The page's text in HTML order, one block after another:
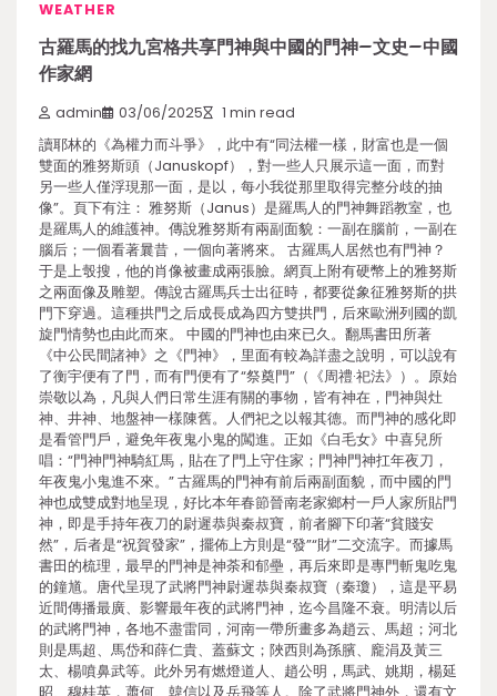
WEATHER
古羅馬的找九宮格共享門神與中國的門神–文史–中國
作家網
admin 03/06/2025 1 min read
讀耶林的《為權力而斗爭》，此中有“同法權一樣，財富也是一個
雙面的雅努斯頭（Januskopf），對一些人只展示這一面，而對
另一些人僅浮現那一面，是以，每小我從那里取得完整分歧的抽
像”。頁下有注： 雅努斯（Janus）是羅馬人的門神舞蹈教室，也
是羅馬人的維護神。傳說雅努斯有兩副面貌：一副在腦前，一副在
腦后；一個看著曩昔，一個向著將來。 古羅馬人居然也有門神？
于是上彀搜，他的肖像被畫成兩張臉。網頁上附有硬幣上的雅努斯
之兩面像及雕塑。傳說古羅馬兵士出征時，都要從象征雅努斯的拱
門下穿過。這種拱門之后成長成為四方雙拱門，后來歐洲列國的凱
旋門情勢也由此而來。 中國的門神也由來已久。翻馬書田所著
《中公民間諸神》之《門神》，里面有較為詳盡之說明，可以說有
了衡宇便有了門，而有門便有了“祭奠門”（《周禮·祀法》）。原始
崇敬以為，凡與人們日常生涯有關的事物，皆有神在，門神與灶
神、井神、地盤神一樣陳舊。人們祀之以報其德。而門神的感化即
是看管門戶，避免年夜鬼小鬼的闖進。正如《白毛女》中喜兒所
唱：“門神門神騎紅馬，貼在了門上守住家；門神門神扛年夜刀，
年夜鬼小鬼進不來。” 古羅馬的門神有前后兩副面貌，而中國的門
神也成雙成對地呈現，好比本年春節晉南老家鄉村一戶人家所貼門
神，即是手持年夜刀的尉遲恭與秦叔寶，前者腳下印著“貧賤安
然”，后者是“祝賀發家”，擺佈上方則是“發”“財”二交流字。而據馬
書田的梳理，最早的門神是神荼和郁壘，再后來即是專門斬鬼吃鬼
的鐘馗。唐代呈現了武將門神尉遲恭與秦叔寶（秦瓊），這是平易
近間傳播最廣、影響最年夜的武將門神，迄今昌隆不衰。明清以后
的武將門神，各地不盡雷同，河南一帶所畫多為趙云、馬超；河北
則是馬超、馬岱和薛仁貴、蓋蘇文；陜西則為孫臏、龐涓及黃三
太、楊噴鼻武等。此外另有燃燈道人、趙公明，馬武、姚期，楊延
昭、穆桂英，蕭何、韓信以及岳飛等人。除了武將門神外，還有文